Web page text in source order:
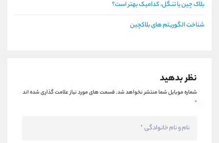
بلاک چین یا تنگل، کدامیک بهتر است؟
شناخت الگوریتم های بلاکچین
نظر بدهید
شماره موبایل شما منتشر نخواهد شد.قسمت های مورد نیاز علامت گذاری شده اند
*